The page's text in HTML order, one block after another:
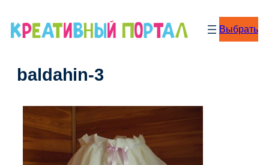
Выбрать
baldahin-3